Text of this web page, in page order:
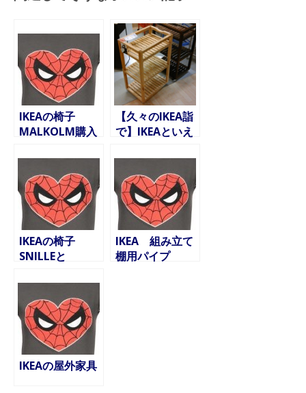
IKEAの椅子
MALKOLM購入
【久々のIKEA詣
で】IKEAといえ
家具でしょ。
IKEAの椅子
SNILLEと
IKEA 組み立て
棚用パイプ
IKEAの屋外家具